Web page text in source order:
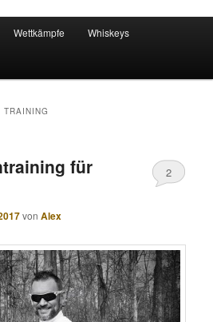
Team
Team
Wettkämpfe Whiskeys
TRAINING
für
vonAlex
2